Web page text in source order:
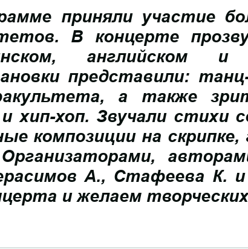
приняли участие
В концерте
английском и
представили:
а также
хип-хоп. Звучали стихи
композиции на
А., Стафеева К. и
и желаем